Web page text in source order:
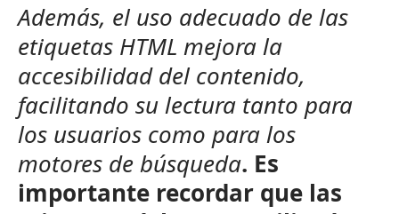
Además, el uso adecuado de las
etiquetas HTML mejora la
accesibilidad del contenido,
facilitando su lectura tanto para
los usuarios como para los
motores de búsqueda. Es
importante recordar que las